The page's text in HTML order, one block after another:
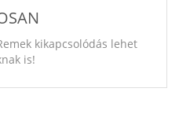
kikapcsolódás lehet
is!